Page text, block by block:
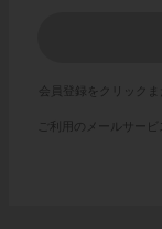
会員登録をクリック
ご利用のメールサー